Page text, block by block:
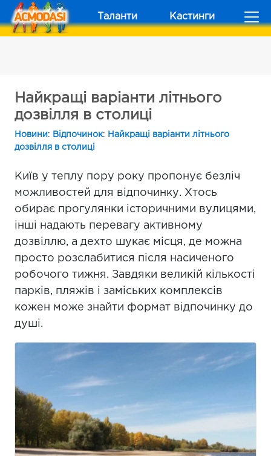
Таланти Кастинги
Найкращі варіанти літнього
дозвілля в столиці
Новини: Відпочинок:
Найкращі варіанти літнього
дозвілля в столиці
Київ у теплу пору року пропонує безліч
можливостей для відпочинку. Хтось
обирає прогулянки історичними вулицями,
інші надають перевагу активному
дозвіллю, а дехто шукає місця, де можна
просто розслабитися після насиченого
робочого тижня. Завдяки великій кількості
парків, пляжів і заміських комплексів
кожен може знайти формат відпочинку до
душі.